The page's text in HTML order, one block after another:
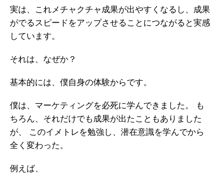
実は、これメチャクチャ成果が出やすくなるし、成果
がでるスピードをアップさせることにつながると実感
しています。
それは、なぜか？
基本的には、僕自身の体験からです。
僕は、マーケティングを必死に学んできました。
も
ちろん、それだけでも成果が出たこともありました
が、
このイメトレを勉強し、潜在意識を学んでから
全く変わった。
例えば、